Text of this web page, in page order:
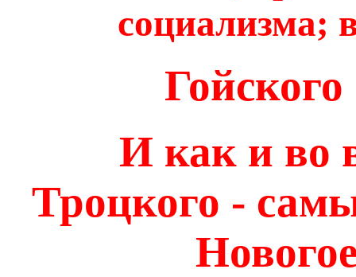
социализма;
И как и во
Троцкого -